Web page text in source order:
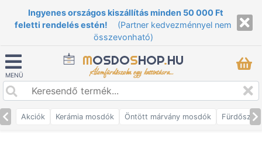
Ingyenes országos kiszállítás minden 50 000 Ft
feletti rendelés estén!
(Partner kedvezménnyel nem
összevonható)
MENÜ
MOSDOSHOP.HU
Álomfürdőszoba egy kattintásra...
Akciók Kerámia mosdók Öntött márvány mosdók